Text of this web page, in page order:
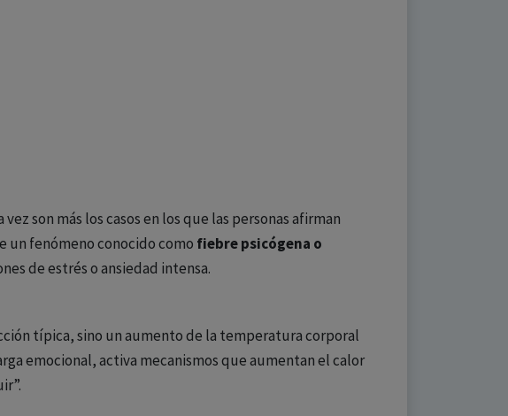
son más los casos en los que las personas afirman
un fenómeno conocido como fiebre psicógena o
de estrés o ansiedad intensa.
típica, sino un aumento de la temperatura corporal
emocional, activa mecanismos que aumentan el calor